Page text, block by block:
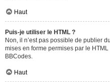
Haut
Puis-je utiliser le HTML ?
Non, il n’est pas possible de publier
mises en forme permises par le
BBCodes.
Haut